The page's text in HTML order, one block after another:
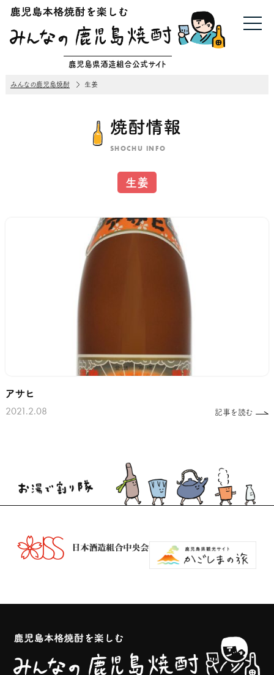
鹿児島県酒造組合公式サイト
みんなの鹿児島焼酎 生姜
焼酎情報
SHOCHU INFO
生姜
アサヒ
2021.2.08 記事を読む